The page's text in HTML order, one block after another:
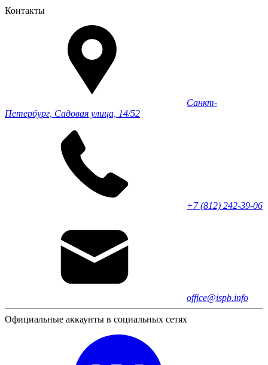
Контакты
Санкт-
Петербург, Садовая улица, 14/52
+7 (812) 242-39-06
office@ispb.info
Официальные аккаунты в социальных сетях